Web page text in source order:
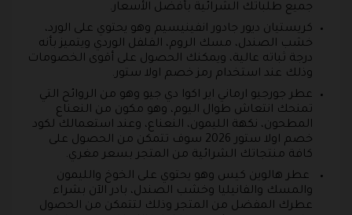
جميع طلباتك الشرائية بأفضل الأسعار.
كريستيان ديور جادور انفينيسيم وهو يحتوي على الورد،
خشب الصندل، مسك الروم، الفلفل الوردي ويتميز بأنه
درجة ثباته عالية، ويمكنك الحصول على أقوى الخصومات
وذلك عند استخدام رمز خصم اولا ستور.
عطر جورجيو ارماني اير اكوا دي جيو وهو من الروائح التي
تمنحك انتعاش طوال اليوم، وهو مكون من النعناع
المطحون، نكهة الليمون، النعناع، وعند استعمالك لكود
خصم اولا ستور 2026 سوف تتمكن من الحصول على
كافة منتجاتك الشرائية من المتجر بسعر مغري.
عطر هالوين كيس وهو يحتوي على الخوخ والليمون
والمسك والفانيليا وخشب الصندل، بادر الآن بشراء
عطرك المفضل من المتجر وذلك لتتمكن من الحصول